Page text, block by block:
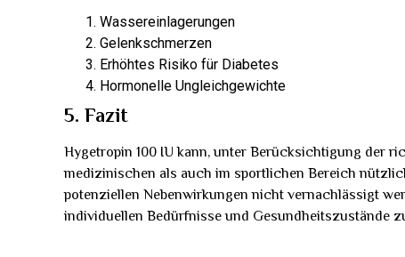
Wassereinlagerungen
Gelenkschmerzen
Erhöhtes Risiko für Diabetes
Hormonelle Ungleichgewichte
5. Fazit
Hygetropin 100 IU kann, unter Berücksichtigung der
medizinischen als auch im sportlichen Bereich
potenziellen Nebenwirkungen nicht vernachlässigt
individuellen Bedürfnisse und Gesundheitszustände